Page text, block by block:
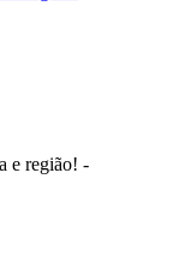
e região! -